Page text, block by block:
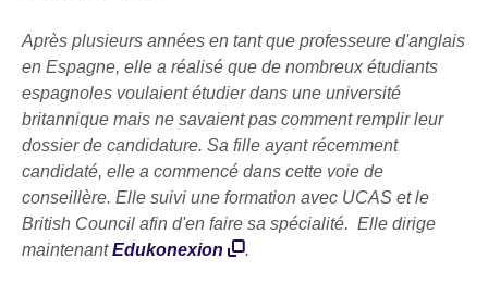
Après plusieurs années en tant que professeure d'anglais
en Espagne, elle a réalisé que de nombreux étudiants
espagnoles voulaient étudier dans une université
britannique mais ne savaient pas comment remplir leur
dossier de candidature. Sa fille ayant récemment
candidaté, elle a commencé dans cette voie de
conseillère. Elle suivi une formation avec UCAS et le
British Council afin d'en faire sa spécialité. Elle dirige
maintenantEdukonexion .